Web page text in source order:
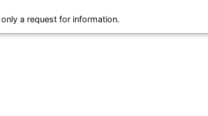
a request for information.